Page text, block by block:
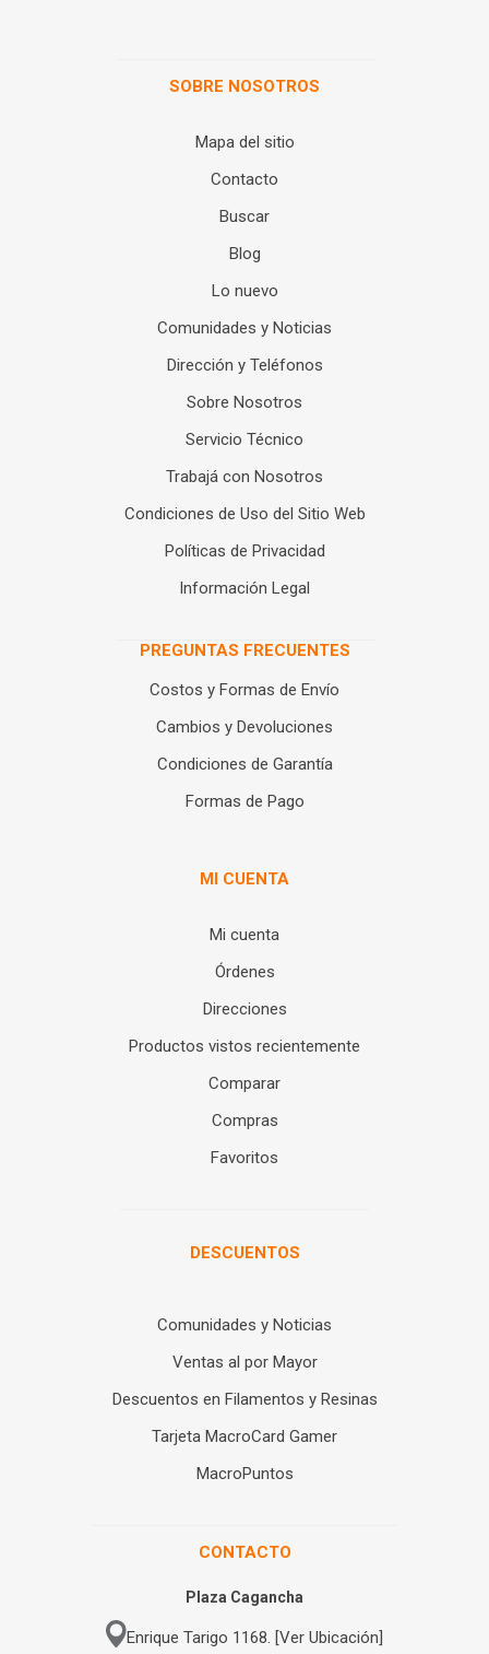
SOBRE NOSOTROS
Mapa del sitio
Contacto
Buscar
Blog
Lo nuevo
Comunidades y Noticias
Dirección y Teléfonos
Sobre Nosotros
Servicio Técnico
Trabajá con Nosotros
Condiciones de Uso del Sitio Web
Políticas de Privacidad
Información Legal
PREGUNTAS FRECUENTES
Costos y Formas de Envío
Cambios y Devoluciones
Condiciones de Garantía
Formas de Pago
MI CUENTA
Mi cuenta
Órdenes
Direcciones
Productos vistos recientemente
Comparar
Compras
Favoritos
DESCUENTOS
Comunidades y Noticias
Ventas al por Mayor
Descuentos en Filamentos y Resinas
Tarjeta MacroCard Gamer
MacroPuntos
CONTACTO
Plaza Cagancha
Enrique Tarigo 1168. [Ver Ubicación]